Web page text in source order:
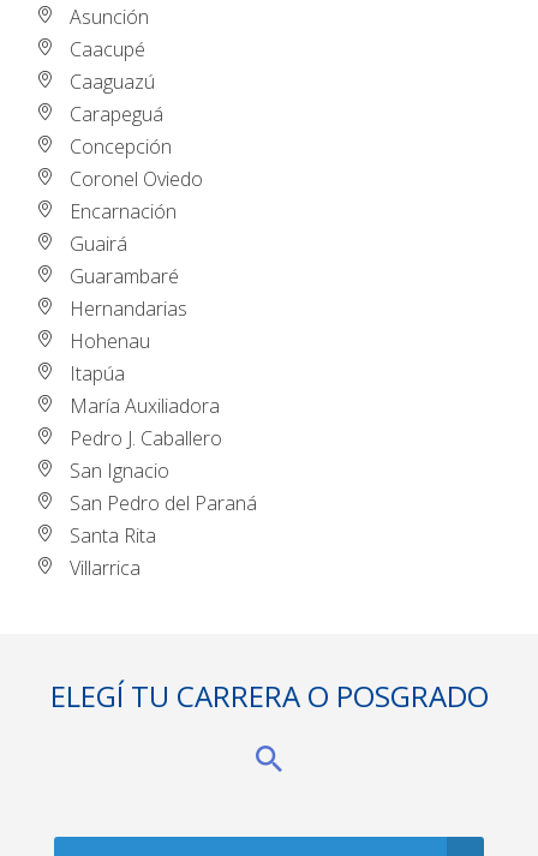
Asunción
Caacupé
Caaguazú
Carapeguá
Concepción
Coronel Oviedo
Encarnación
Guairá
Guarambaré
Hernandarias
Hohenau
Itapúa
María Auxiliadora
Pedro J. Caballero
San Ignacio
San Pedro del Paraná
Santa Rita
Villarrica
ELEGÍ TU CARRERA O POSGRADO